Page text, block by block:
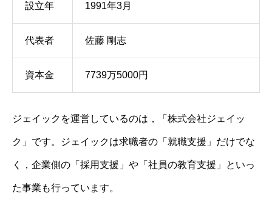
設立年 1991年3月
代表者 佐藤 剛志
資本金 7739万5000円
ジェイックを運営しているのは，「株式会社ジェイッ
ク」です。ジェイックは求職者の「就職支援」だけでな
く，企業側の「採用支援」や「社員の教育支援」といっ
た事業も行っています。